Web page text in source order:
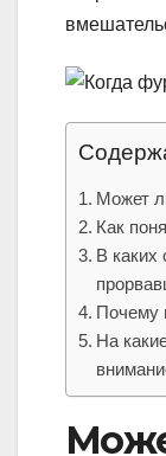
Может
Как
В каких
Почему
На